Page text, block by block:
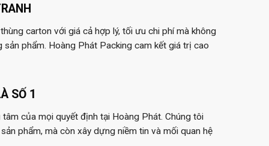
carton với giá cả hợp lý, tối ưu chi phí mà không
sản phẩm. Hoàng Phát Packing cam kết giá trị cao
SỐ 1
của mọi quyết định tại Hoàng Phát. Chúng tôi
phẩm, mà còn xây dựng niềm tin và mối quan hệ